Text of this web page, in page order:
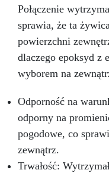
Połączenie
sprawia, że ta
powierzchni
dlaczego epoksyd z
wyborem na
Odporność na
odporny na
pogodowe, co
zewnątrz.
Trwałość: